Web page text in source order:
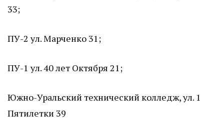
33;
ПУ-2 ул. Марченко 31;
ПУ-1 ул. 40 лет Октября 21;
Южно-Уральский технический колледж, ул. 1
Пятилетки 39